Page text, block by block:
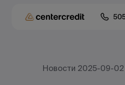
Новости 2025-09-